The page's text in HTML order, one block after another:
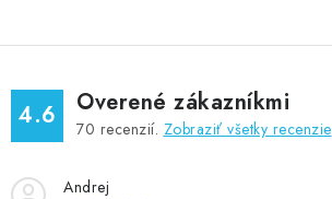
4.6 Overené zákazníkmi
70 recenzií. Zobraziť všetky recenzie
Andrej